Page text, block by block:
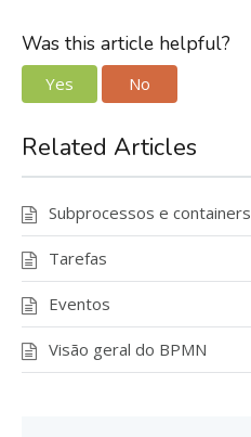
Was this article helpful?
Yes No
Related Articles
Subprocessos e containers
Tarefas
Eventos
Visão geral do BPMN